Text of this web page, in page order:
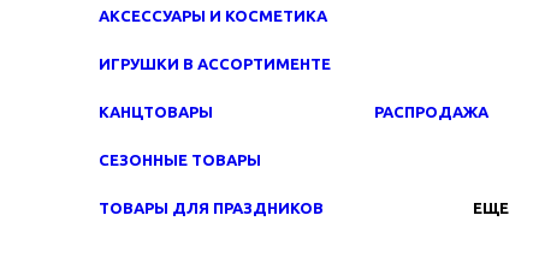
АКСЕССУАРЫ И КОСМЕТИКА
ИГРУШКИ В АССОРТИМЕНТЕ
КАНЦТОВАРЫ РАСПРОДАЖА
СЕЗОННЫЕ ТОВАРЫ
ТОВАРЫ ДЛЯ ПРАЗДНИКОВ ЕЩЕ